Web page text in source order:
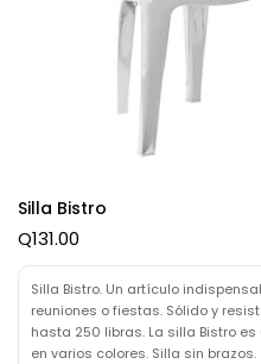
Silla Bistro
Q131.00
Silla Bistro. Un artículo
reuniones o fiestas. Sólido y
hasta 250 libras. La silla Bistro
en varios colores. Silla sin brazos.